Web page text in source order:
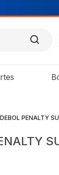
PENALTY